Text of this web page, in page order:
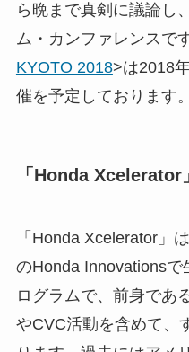
ら晩まで真剣に議論し
ム・カンファレンスで
KYOTO 2018>は2018
催を予定しております。
「Honda Xcelerator
「Honda Xcelerator」
のHonda Innovations
ログラムで、前身であ
やCVC活動を含めて、